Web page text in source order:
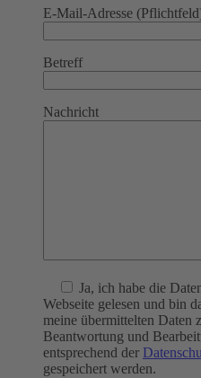
E-Mail-Adresse
Betreff
Nachricht
Ja, ich habe die
Webseite gelesen und bin
meine übermittelten Daten
Beantwortung und
entsprechend der
gespeichert werden.